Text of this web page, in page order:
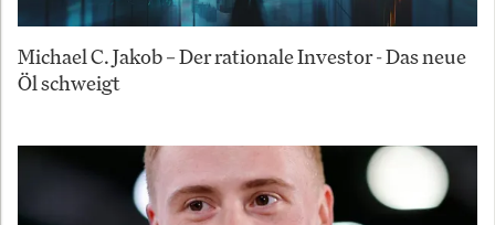
Michael C. Jakob – Der rationale Investor - Das neue
Öl schweigt